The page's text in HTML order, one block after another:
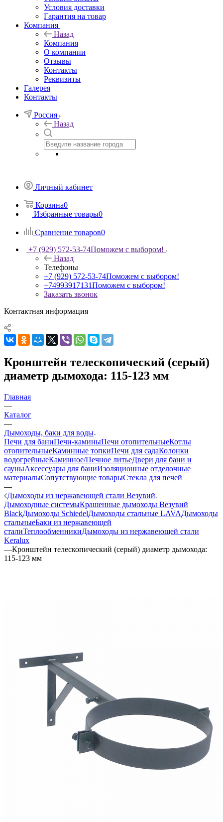
Условия доставки
Гарантия на товар
Компания
Назад
Компания
О компании
Отзывы
Контакты
Реквизиты
Галерея
Контакты
Россия
Назад
Личный кабинет
Корзина0
Избранные товары0
Сравнение товаров0
+7 (929) 572-53-74Поможем с выбором!
Назад
Телефоны
+7 (929) 572-53-74Поможем с выбором!
+74993917131Поможем с выбором!
Заказать звонок
Контактная информация
Кронштейн телескопический (серый)
диаметр дымохода: 115-123 мм
Главная
—
Каталог
—
Дымоходы, баки для воды
Печи для баниПечи-каминыПечи отопительныеКотлы
отопительныеКаминные топкиПечи для садаКолонки
водогрейныеКаминное/Печное литьеДвери для бани и
сауныАксессуары для баниИзоляционные отделочные
материалыСопутствующие товарыСтекла для печей
—
Дымоходы из нержавеющей стали Везувий
Дымоходные системыКрашенные дымоходы Везувий
BlackДымоходы SchiedelДымоходы стальные LAVAДымоходы
стальныеБаки из нержавеющей
сталиТеплообменникиДымоходы из нержавеющей стали
Keralux
—Кронштейн телескопический (серый) диаметр дымохода:
115-123 мм